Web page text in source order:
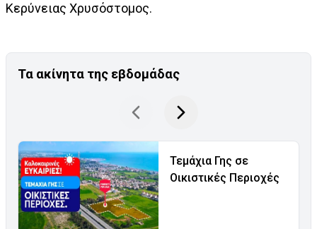
Κερύνειας Χρυσόστομος.
Τα ακίνητα της εβδομάδας
Τεμάχια Γης σε
Οικιστικές Περιοχές